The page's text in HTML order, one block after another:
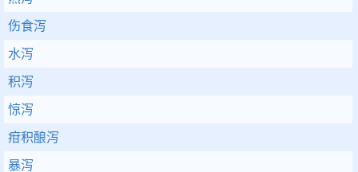
伤食泻
水泻
积泻
惊泻
疳积酿泻
暴泻